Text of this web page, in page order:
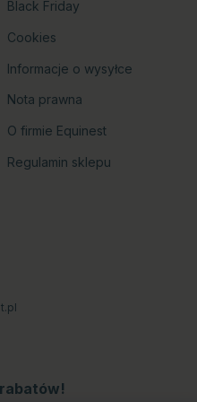
Black Friday
Cookies
Informacje o wysyłce
Nota prawna
O firmie Equinest
Regulamin sklepu